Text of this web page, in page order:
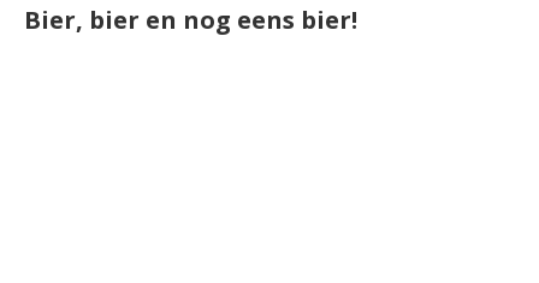
Bier, bier en nog eens bier!